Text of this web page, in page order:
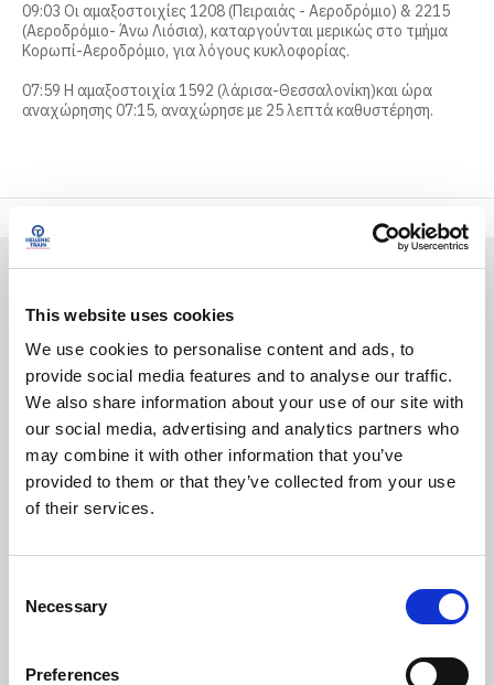
This website uses cookies
We use cookies to personalise content and ads, to
provide social media features and to analyse our traffic.
We also share information about your use of our site with
our social media, advertising and analytics partners who
may combine it with other information that you’ve
provided to them or that they’ve collected from your use
of their services.
Necessary
Preferences
09:03 Οι αμαξοστοιχίες 1208 (Πειραιάς - Αεροδρόμιο) & 2215
(Αεροδρόμιο- Άνω Λιόσια), καταργούνται μερικώς στο τμήμα
Κορωπί-Αεροδρόμιο, για λόγους κυκλοφορίας.
07:59 Η αμαξοστοιχία 1592 (λάρισα-Θεσσαλονίκη)και ώρα
αναχώρησης 07:15, αναχώρησε με 25 λεπτά καθυστέρηση.
Useful links
Cards
Luggage transportation
FAQ
Ticket Change & Cancellation
Basic Terms of Transportation